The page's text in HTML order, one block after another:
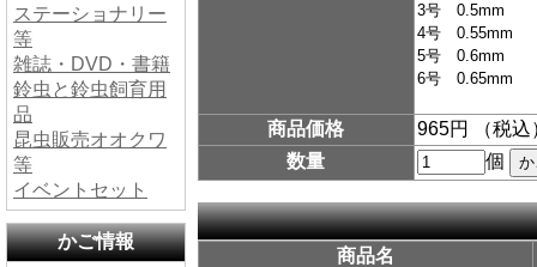
ステーショナリー
等
雑誌・DVD・書籍
鈴虫と鈴虫飼育用
品
昆虫販売オオクワ
等
イベントセット
かご情報
3号 0.5mm
4号 0.55mm
5号 0.6mm
6号 0.65mm
商品価格
965円 （税込
数量
個
商品名